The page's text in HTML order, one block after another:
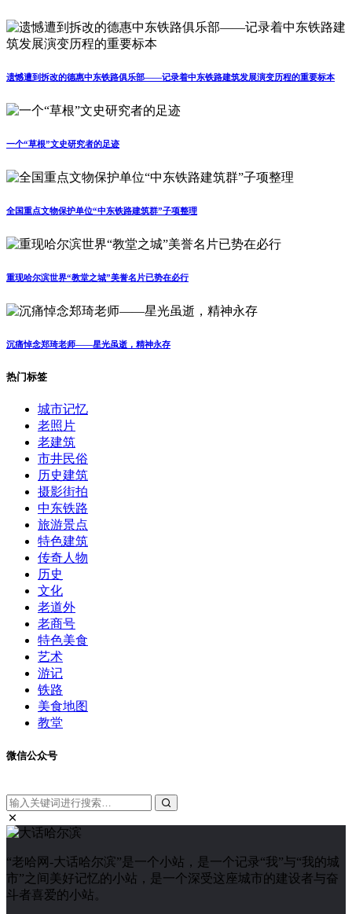
遗憾遭到拆改的德惠中东铁路俱乐部——记录着中东铁路建筑发展演变历程的重要标本
一个“草根”文史研究者的足迹
全国重点文物保护单位“中东铁路建筑群”子项整理
重现哈尔滨世界“教堂之城”美誉名片已势在必行
沉痛悼念郑琦老师——星光虽逝，精神永存
热门标签
城市记忆
老照片
老建筑
市井民俗
历史建筑
摄影街拍
中东铁路
旅游景点
特色建筑
传奇人物
历史
文化
老道外
老商号
特色美食
艺术
游记
铁路
美食地图
教堂
微信公众号
“老哈网-大话哈尔滨”是一个小站，是一个记录“我”与“我的城
市”之间美好记忆的小站，是一个深受这座城市的建设者与奋
斗者喜爱的小站。